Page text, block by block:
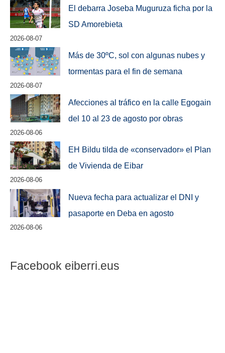
El debarra Joseba Muguruza ficha por la
SD Amorebieta
2026-08-07
Más de 30ºC, sol con algunas nubes y
tormentas para el fin de semana
2026-08-07
Afecciones al tráfico en la calle Egogain
del 10 al 23 de agosto por obras
2026-08-06
EH Bildu tilda de «conservador» el Plan
de Vivienda de Eibar
2026-08-06
Nueva fecha para actualizar el DNI y
pasaporte en Deba en agosto
2026-08-06
Facebook eiberri.eus